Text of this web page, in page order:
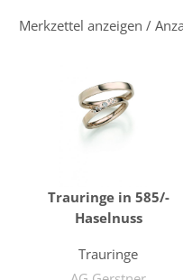
Merkzettel anzeigen /
Trauringe in 585/-
Haselnuss
Trauringe